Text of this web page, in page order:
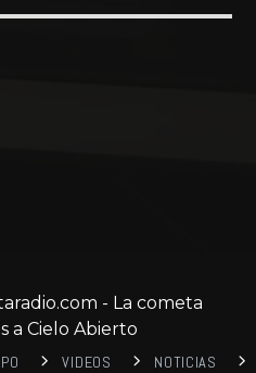
- La cometa
a Cielo Abierto
VIDEOS NOTICIAS